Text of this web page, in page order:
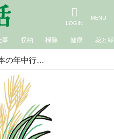
事 収納 掃除 健康 花と緑
「9月・長月」日本の年中行事｜いとよし・尾﨑美香さんに聞く、春夏秋冬、暮らしの行事ごよみ